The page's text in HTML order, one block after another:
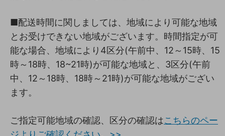
■配送時間に関しましては、地域により可能な地域
とお受けできない地域がございます。時間指定が可
能な場合、地域により4区分(午前中、12～15時、15
時～18時、18~21時)が可能な地域と、3区分(午前
中、12～18時、18時～21時)が可能な地域がござい
ます。
ご指定可能地域の確認、区分の確認はこちらのペー